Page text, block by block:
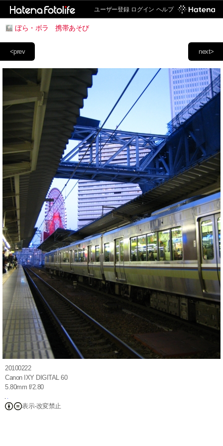
ユーザー登録 ログイン ヘルプ
ぼら・ボラ 携帯あそび
next>
<prev
20100222
Canon IXY DIGITAL 60
5.80mm f/2.80
表示-改変禁止